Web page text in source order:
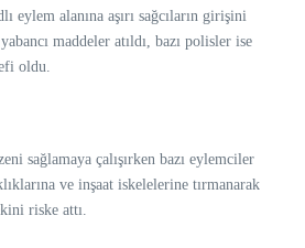
eylem alanına aşırı sağcıların girişini
maddeler atıldı, bazı polisler ise
oldu.
sağlamaya çalışırken bazı eylemciler
ve inşaat iskelelerine tırmanarak
riske attı.